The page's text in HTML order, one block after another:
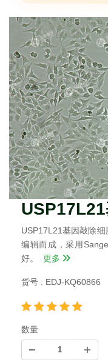
USP17L21基因敲除
编辑而成，采用
好。
更多
货号 : EDJ-KQ60866
数量